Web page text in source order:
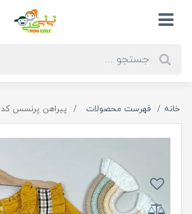
خانه فهرست محصولات پیراهن پرنسس کد ۱۹۸۸